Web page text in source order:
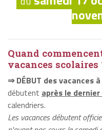
Quand
vacances scolaires
⇒ DÉBUT des vacances
débutent après le
calendriers.
Les vacances débutent